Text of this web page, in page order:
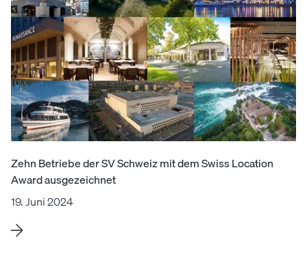
Zehn Betriebe der SV Schweiz mit dem Swiss Location
Award ausgezeichnet
19. Juni 2024